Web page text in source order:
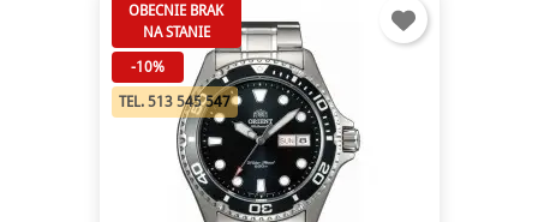
OBECNIE BRAK
NA STANIE
-10%
TEL. 513 545 547